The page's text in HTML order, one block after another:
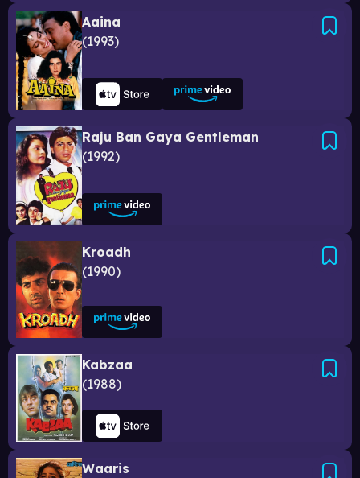
Aaina
1993
Raju Ban Gaya Gentleman
1992
Kroadh
1990
Kabzaa
1988
Waaris